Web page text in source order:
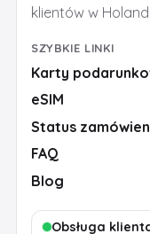
klientów w
SZYBKIE LINKI
Karty
eSIM
Status
FAQ
Blog
Obsługa